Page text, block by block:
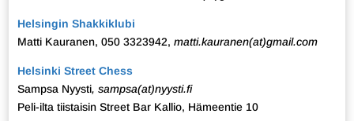
Helsingin Shakkiklubi
Matti Kauranen, 050 3323942, matti.kauranen(at)gmail.com
Helsinki Street Chess
Sampsa Nyysti, sampsa(at)nyysti.fi
Peli-ilta tiistaisin Street Bar Kallio, Hämeentie 10